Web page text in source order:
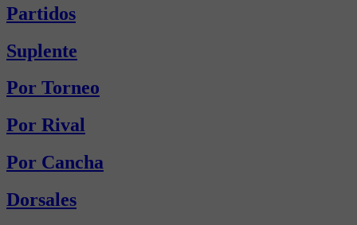
Partidos
Suplente
Por Torneo
Por Rival
Por Cancha
Dorsales